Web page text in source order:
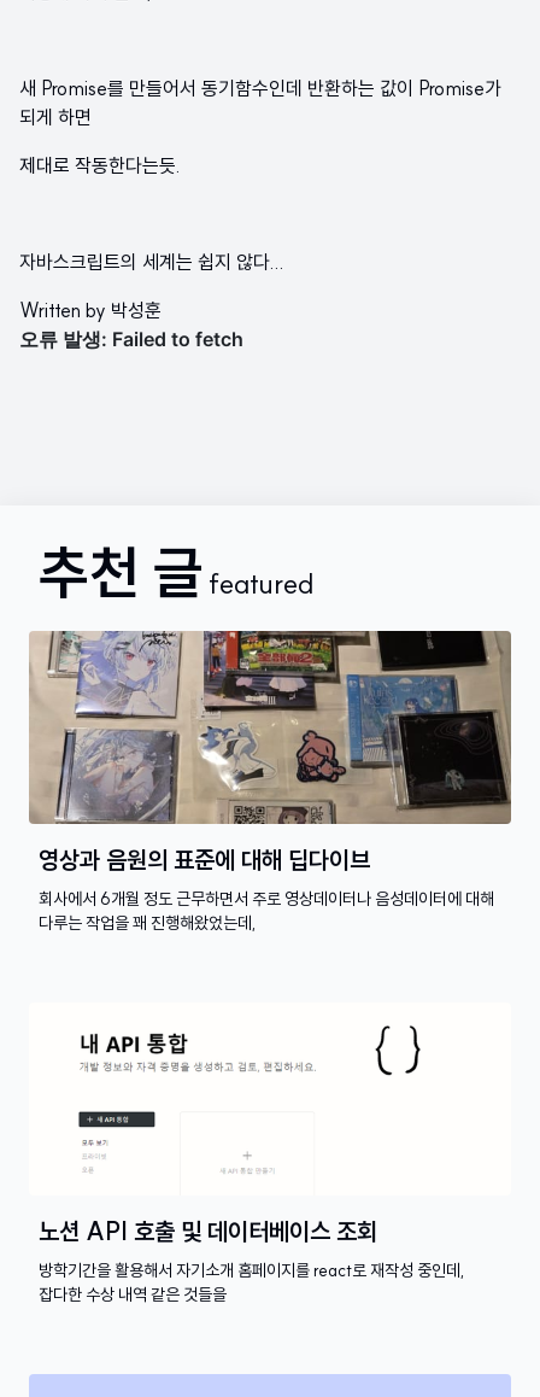
새 Promise를 만들어서 동기함수인데 반환하는 값이 Promise가
되게 하면
제대로 작동한다는듯.
자바스크립트의 세계는 쉽지 않다...
Written by 박성훈
추천 글 featured
영상과 음원의 표준에 대해 딥다이브
회사에서 6개월 정도 근무하면서 주로 영상데이터나 음성데이터에 대해
다루는 작업을 꽤 진행해왔었는데,
노션 API 호출 및 데이터베이스 조회
방학기간을 활용해서 자기소개 홈페이지를 react로 재작성 중인데,
잡다한 수상 내역 같은 것들을